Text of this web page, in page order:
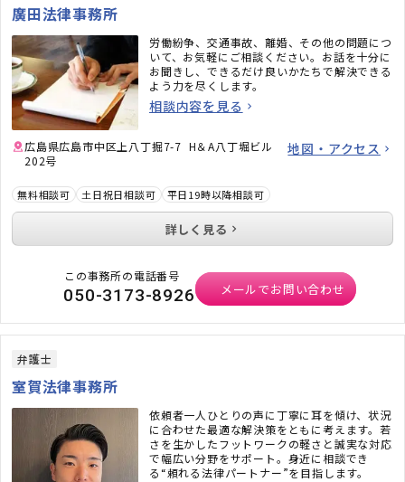
廣田法律事務所
労働紛争、交通事故、離婚、その他の問題につ
いて、お気軽にご相談ください。お話を十分に
お聞きし、できるだけ良いかたちで解決できる
よう力を尽くします。
相談内容を見る
広島県広島市中区上八丁掘7-7 H＆A八丁堀ビル
202号
地図・アクセス
無料相談可 土日祝日相談可 平日19時以降相談可
詳しく見る
この事務所の電話番号
050-3173-8926 メールでお問い合わせ
弁護士
室賀法律事務所
依頼者一人ひとりの声に丁寧に耳を傾け、状況
に合わせた最適な解決策をともに考えます。若
さを生かしたフットワークの軽さと誠実な対応
で幅広い分野をサポート。身近に相談でき
る“頼れる法律パートナー”を目指します。